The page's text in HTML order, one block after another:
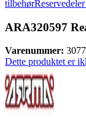
tilbehør
ARA320597
Varenummer:
Dette produktet er